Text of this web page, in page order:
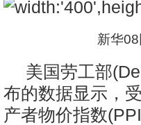
新华
美国劳工部
布的数据显示，
产者物价指数